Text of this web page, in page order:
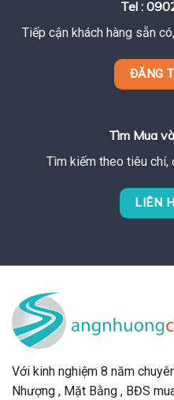
Tel :
Tiếp cận khách hàng sẵn
ĐĂNG
Tìm Mua
Tìm kiếm theo tiêu chí,
LIÊN
Với kinh nghiệm 8 năm
Nhượng , Mặt Bằng , BĐS